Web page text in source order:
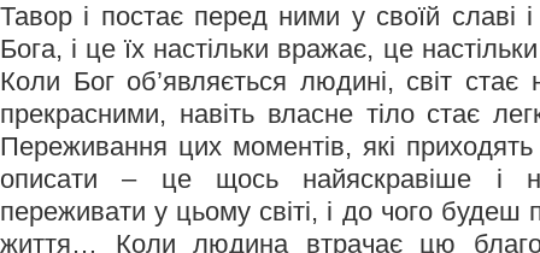
Тавор і постає перед ними у своїй славі
Бога, і це їх настільки вражає, це
Коли Бог об’являється людині, світ
прекрасними, навіть власне тіло стає
Переживання цих моментів, які
описати – це щось найяскравіше і
переживати у цьому світі, і до чого будеш
життя… Коли людина втрачає цю